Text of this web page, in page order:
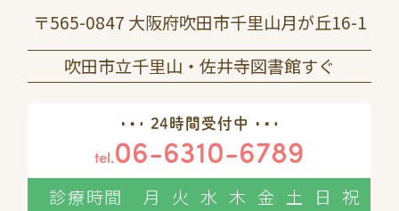
〒565-0847 大阪府吹田市千里山月が丘16-1
吹田市立千里山・佐井寺図書館すぐ
24時間受付中
tel.06-6310-6789
診療時間 月 火 水 木 金 土 日 祝